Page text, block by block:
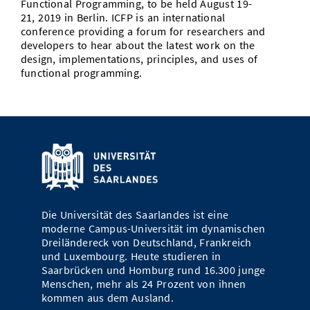
Vom Studium in den Beruf
Study Scheduler
Bibliothek
Open Science/Open Access
Start-ups
IT-Themenabend
Ranking
Zahlen & Fakten
Preise, Auszeichnungen und Förderungen
Kontakt
SIC Merchandise
Anfahrt
AnsprechpartnerInnen, Personen, Forschungsgruppen
Alumni
Functional Programming, to be held August 19-
21, 2019 in Berlin. ICFP is an international
conference providing a forum for researchers and
developers to hear about the latest work on the
design, implementations, principles, and uses of
functional programming.
Die Universität des Saarlandes ist eine
moderne Campus-Universität im dynamischen
Dreiländereck von Deutschland, Frankreich
und Luxembourg. Heute studieren in
Saarbrücken und Homburg rund 16.300 junge
Menschen, mehr als 24 Prozent von ihnen
kommen aus dem Ausland.